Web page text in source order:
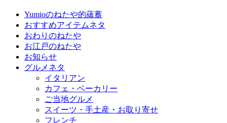
Yumioのねたや的蘊蓄
おすすめアイテムネタ
おわりのねたや
お江戸のねたや
お知らせ
グルメネタ
イタリアン
カフェ・ベーカリー
ご当地グルメ
スイーツ・手土産・お取り寄せ
フレンチ